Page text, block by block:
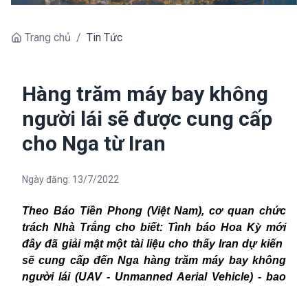
Trang chủ / Tin Tức
Hàng trăm máy bay không
người lái sẽ được cung cấp
cho Nga từ Iran
Ngày đăng: 13/7/2022
Theo Báo Tiền Phong (Việt Nam), cơ quan chức
trách Nhà Trắng cho biết: Tình báo Hoa Kỳ mới
đây đã giải mật một tài liệu cho thấy Iran dự kiến
sẽ cung cấpđến Nga hàng trăm máy bay không
người lái (UAV - Unmanned Aerial Vehicle) - bao